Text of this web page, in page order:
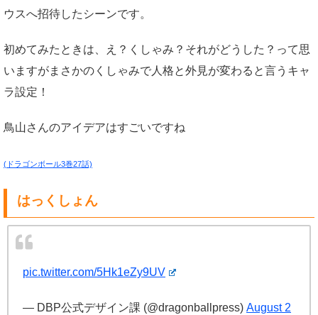
ウスへ招待したシーンです。
初めてみたときは、え？くしゃみ？それがどうした？って思
いますがまさかのくしゃみで人格と外見が変わると言うキャ
ラ設定！
鳥山さんのアイデアはすごいですね
(ドラゴンボール3巻27話)
はっくしょん
pic.twitter.com/5Hk1eZy9UV
— DBP公式デザイン課 (@dragonballpress) August 2